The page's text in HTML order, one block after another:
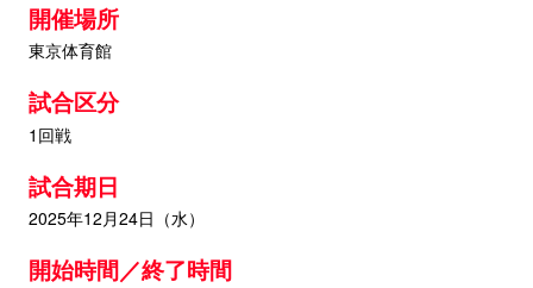
開催場所
東京体育館
試合区分
1回戦
試合期日
2025年12月24日（水）
開始時間／終了時間